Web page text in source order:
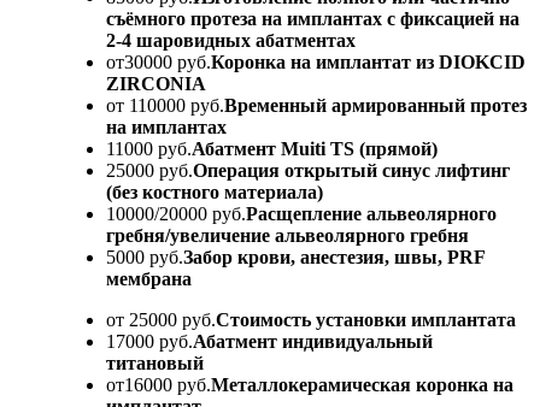
съёмного протеза на имплантах с фиксацией на
2-4 шаровидных абатментах
от30000 руб.Коронка на имплантат из DIOKCID
ZIRCONIA
от 110000 руб.Временный армированный протез
на имплантах
11000 руб.Абатмент Muiti TS (прямой)
25000 руб.Операция открытый синус лифтинг
(без костного материала)
10000/20000 руб.Расщепление альвеолярного
гребня/увеличение альвеолярного гребня
5000 руб.Забор крови, анестезия, швы, PRF
мембрана
от 25000 руб.Стоимость установки имплантата
17000 руб.Абатмент индивидуальный
титановый
от16000 руб.Металлокерамическая коронка на